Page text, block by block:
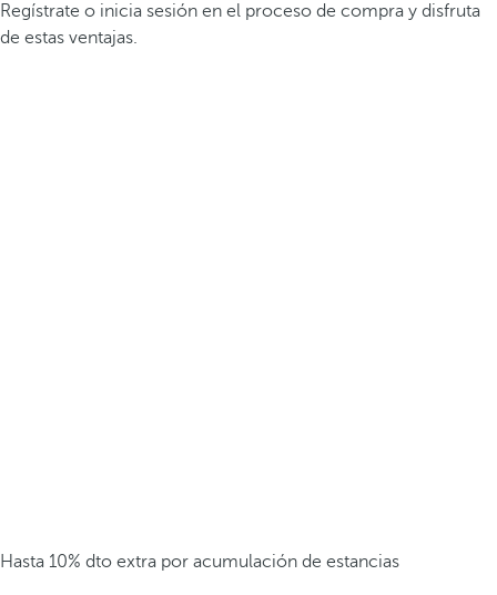
Regístrate o inicia sesión en el proceso de compra y disfruta
de estas ventajas.
Hasta 10% dto extra por acumulación de estancias